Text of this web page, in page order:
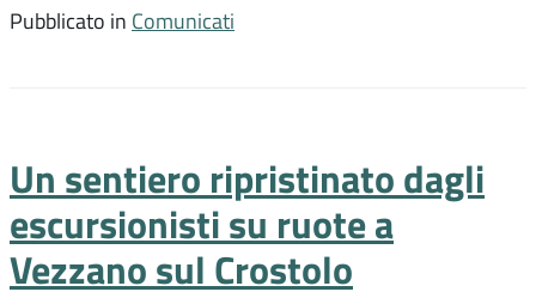
Pubblicato in Comunicati
Un sentiero ripristinato dagli
escursionisti su ruote a
Vezzano sul Crostolo